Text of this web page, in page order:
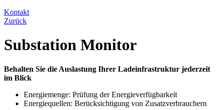
Kontakt
Zurück
Substation Monitor
Behalten Sie die Auslastung Ihrer Ladeinfrastruktur jederzeit
im Blick
Energiemenge: Prüfung der Energieverfügbarkeit
Energiequellen: Berücksichtigung von Zusatzverbrauchern